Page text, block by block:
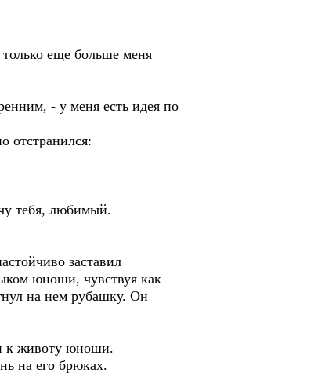
еще больше меня
- у меня есть идея по
отстранился:
тебя, любимый.
заставил
юноши, чувствуя как
на нем рубашку. Он
к животу юноши.
на его брюках.